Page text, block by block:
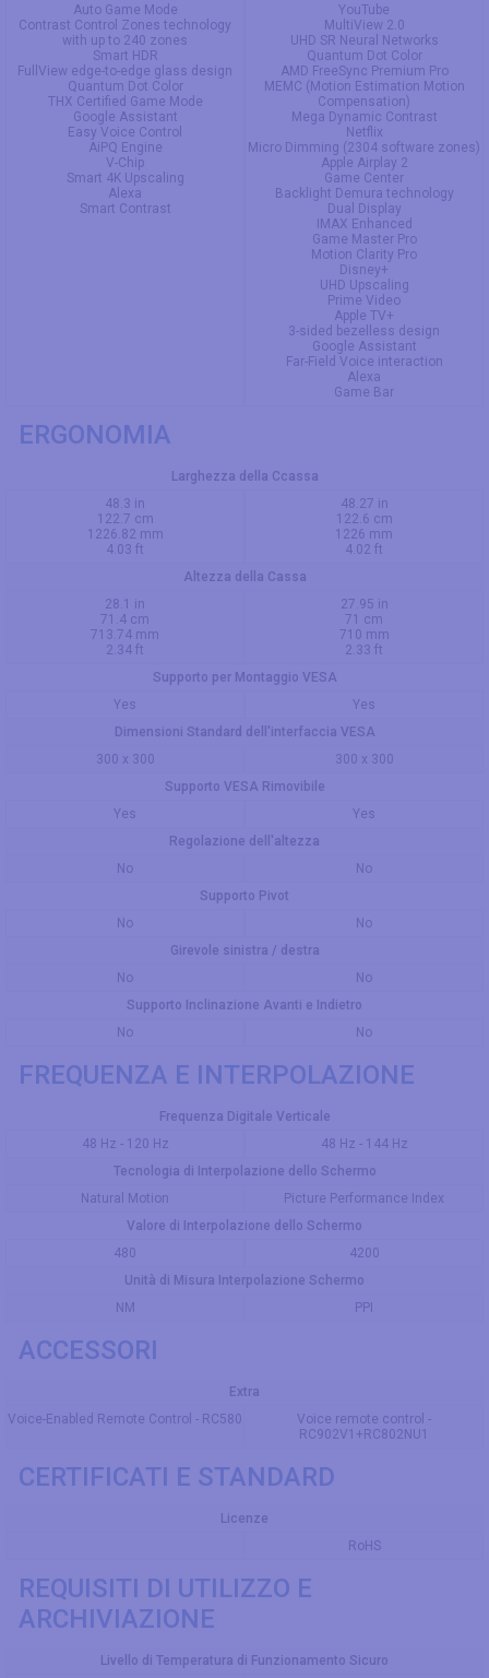
Auto Game Mode
Contrast Control Zones technology
with up to 240 zones
Smart HDR
FullView edge-to-edge glass design
Quantum Dot Color
THX Certified Game Mode
Google Assistant
Easy Voice Control
AiPQ Engine
V-Chip
Smart 4K Upscaling
Alexa
Smart Contrast
YouTube
MultiView 2.0
UHD SR Neural Networks
Quantum Dot Color
AMD FreeSync Premium Pro
MEMC (Motion Estimation Motion
Compensation)
Mega Dynamic Contrast
Netflix
Micro Dimming (2304 software zones)
Apple Airplay 2
Game Center
Backlight Demura technology
Dual Display
IMAX Enhanced
Game Master Pro
Motion Clarity Pro
Disney+
UHD Upscaling
Prime Video
Apple TV+
3-sided bezelless design
Google Assistant
Far-Field Voice interaction
Alexa
Game Bar
ERGONOMIA
Larghezza della Ccassa
48.3 in
122.7 cm
1226.82 mm
4.03 ft
48.27 in
122.6 cm
1226 mm
4.02 ft
Altezza della Cassa
28.1 in
71.4 cm
713.74 mm
2.34 ft
27.95 in
71 cm
710 mm
2.33 ft
Supporto per Montaggio VESA
Yes
Yes
Dimensioni Standard dell'interfaccia VESA
300 x 300
300 x 300
Supporto VESA Rimovibile
Yes
Yes
Regolazione dell'altezza
No
No
Supporto Pivot
No
No
Girevole sinistra / destra
No
No
Supporto Inclinazione Avanti e Indietro
No
No
FREQUENZA E INTERPOLAZIONE
Frequenza Digitale Verticale
48 Hz - 120 Hz
48 Hz - 144 Hz
Tecnologia di Interpolazione dello Schermo
Natural Motion
Picture Performance Index
Valore di Interpolazione dello Schermo
480
4200
Unità di Misura Interpolazione Schermo
NM
PPI
ACCESSORI
Extra
Voice-Enabled Remote Control - RC580
Voice remote control -
RC902V1+RC802NU1
CERTIFICATI E STANDARD
Licenze
RoHS
REQUISITI DI UTILIZZO E
ARCHIVIAZIONE
Livello di Temperatura di Funzionamento Sicuro